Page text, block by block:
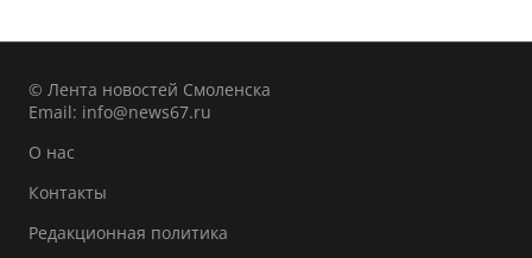
© Лента новостей Смоленска
Email: info@news67.ru
О нас
Контакты
Редакционная политика